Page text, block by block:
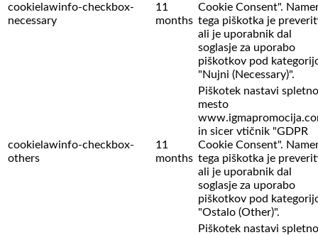
cookielawinfo-checkbox-
necessary
11
months
Cookie Consent".
tega piškotka je
ali je uporabnik dal
soglasje za uporabo
piškotkov pod
"Nujni (Necessary)".
cookielawinfo-checkbox-
others
11
months
Piškotek nastavi spletno
mesto
in sicer vtičnik "GDPR
Cookie Consent".
tega piškotka je
ali je uporabnik dal
soglasje za uporabo
piškotkov pod
"Ostalo (Other)".
Piškotek nastavi spletno